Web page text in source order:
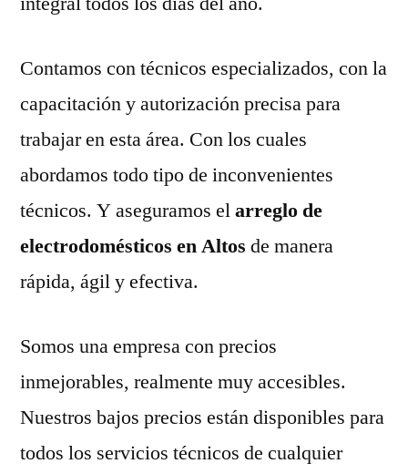
Contamos con técnicos especializados, con la
capacitación y autorización precisa para
trabajar en esta área. Con los cuales
abordamos todo tipo de inconvenientes
técnicos. Y aseguramos elarreglo de
electrodomésticos en Altos de manera
rápida, ágil y efectiva.
Somos una empresa con precios
inmejorables, realmente muy accesibles.
Nuestros bajos precios están disponibles para
todos los servicios técnicos de cualquier